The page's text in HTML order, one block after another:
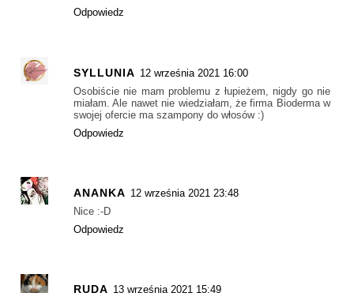
Odpowiedz
SYLLUNIA 12 września 2021 16:00
Osobiście nie mam problemu z łupieżem, nigdy go nie
miałam. Ale nawet nie wiedziałam, że firma Bioderma w
swojej ofercie ma szampony do włosów :)
Odpowiedz
ANANKA 12 września 2021 23:48
Nice :-D
Odpowiedz
RUDA 13 września 2021 15:49